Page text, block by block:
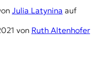
Julia Latynina auf
von Ruth Altenhofer